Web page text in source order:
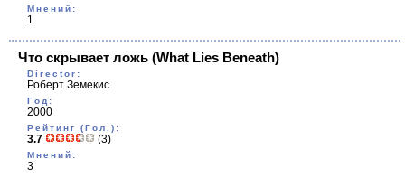
Мнений:
1
Что скрывает ложь (What Lies Beneath)
Director:
Роберт Земекис
Год:
2000
Рейтинг (Гол.):
3.7 (3)
Мнений:
3